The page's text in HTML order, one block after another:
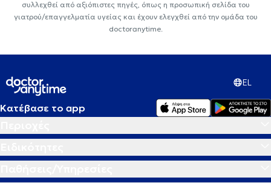
συλλεχθεί από αξιόπιστες πηγές, όπως η προσωπική σελίδα του
γιατρού/επαγγελματία υγείας και έχουν ελεγχθεί από την ομάδα του
doctoranytime.
EL
Κατέβασε το app